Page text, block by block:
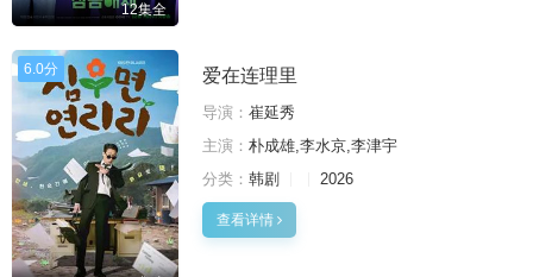
12集全
6.0分 爱在连理里
导演： 崔延秀
主演： 朴成雄,李水京,李津宇
分类： 韩剧 2026
查看详情